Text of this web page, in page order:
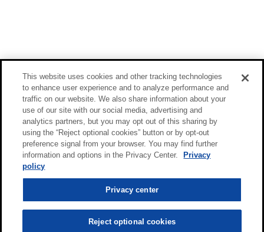
This website uses cookies and other tracking technologies
to enhance user experience and to analyze performance and
traffic on our website. We also share information about your
use of our site with our social media, advertising and
analytics partners, but you may opt out of this sharing by
using the “Reject optional cookies” button or by opt-out
preference signal from your browser. You may find further
information and options in the Privacy Center.
Privacy
policy
Privacy center
Reject optional cookies